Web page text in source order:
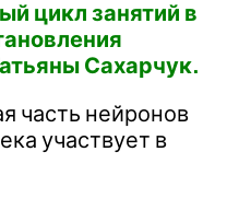
цикл занятий в
Сахарчук.
часть нейронов
участвует в